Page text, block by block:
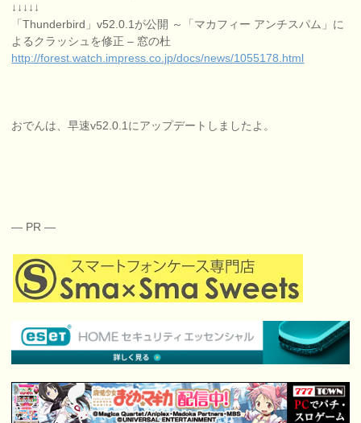
↓↓↓↓↓
「Thunderbird」v52.0.1が公開 ～「マカフィー アンチスパム」に
よるクラッシュを修正 – 窓の杜
http://forest.watch.impress.co.jp/docs/news/1055178.html
おでんは、早速v52.0.1にアップデートしましたよ。
— PR —